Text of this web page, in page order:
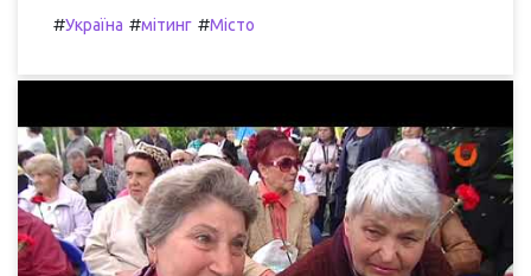
#Україна #мітинг #Місто